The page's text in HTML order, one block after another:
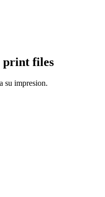
print files
su impresion.